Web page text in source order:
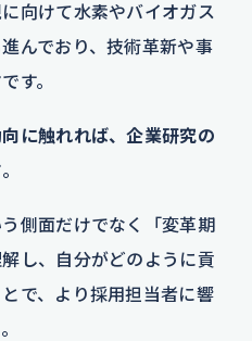
向けて水素やバイオガス
んでおり、技術革新や事
す。
に触れれば、企業研究の
。
側面だけでなく「変革期
し、自分がどのように貢
で、より採用担当者に響